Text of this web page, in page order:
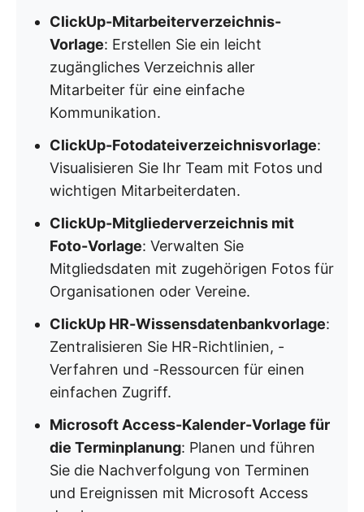
ClickUp-Mitarbeiterverzeichnis-
Vorlage: Erstellen Sie ein leicht
zugängliches Verzeichnis aller
Mitarbeiter für eine einfache
Kommunikation. ​
ClickUp-Fotodateiverzeichnisvorlage:
Visualisieren Sie Ihr Team mit Fotos und
wichtigen Mitarbeiterdaten. ​
ClickUp-Mitgliederverzeichnis mit
Foto-Vorlage: Verwalten Sie
Mitgliedsdaten mit zugehörigen Fotos für
Organisationen oder Vereine. ​
ClickUp HR-Wissensdatenbankvorlage:
Zentralisieren Sie HR-Richtlinien, -
Verfahren und -Ressourcen für einen
einfachen Zugriff. ​
Microsoft Access-Kalender-Vorlage für
die Terminplanung: Planen und führen
Sie die Nachverfolgung von Terminen
und Ereignissen mit Microsoft Access